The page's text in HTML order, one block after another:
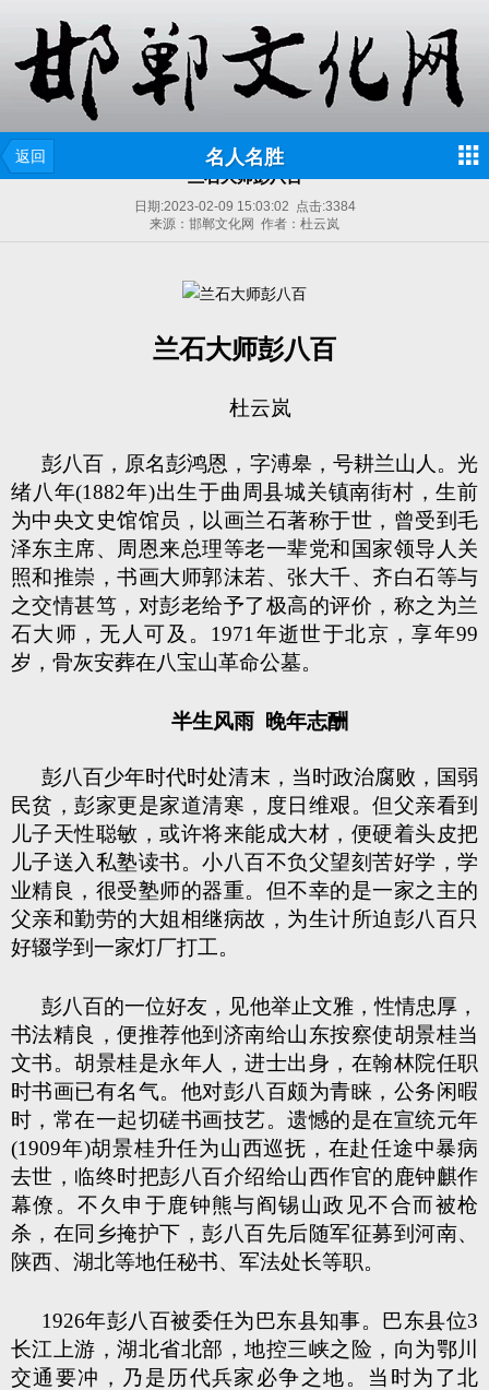
返回 名人名胜
兰石大师彭八百
日期:2023-02-09 15:03:02 点击:3384
来源：邯郸文化网 作者：杜云岚
兰石大师彭八百
杜云岚
彭八百，原名彭鸿恩，字溥皋，号耕兰山人。光
绪八年(1882年)出生于曲周县城关镇南街村，生前
为中央文史馆馆员，以画兰石著称于世，曾受到毛
泽东主席、周恩来总理等老一辈党和国家领导人关
照和推崇，书画大师郭沫若、张大千、齐白石等与
之交情甚笃，对彭老给予了极高的评价，称之为兰
石大师，无人可及。1971年逝世于北京，享年99
岁，骨灰安葬在八宝山革命公墓。
半生风雨 晚年志酬
彭八百少年时代时处清末，当时政治腐败，国弱
民贫，彭家更是家道清寒，度日维艰。但父亲看到
儿子天性聪敏，或许将来能成大材，便硬着头皮把
儿子送入私塾读书。小八百不负父望刻苦好学，学
业精良，很受塾师的器重。但不幸的是一家之主的
父亲和勤劳的大姐相继病故，为生计所迫彭八百只
好辍学到一家灯厂打工。
彭八百的一位好友，见他举止文雅，性情忠厚，
书法精良，便推荐他到济南给山东按察使胡景桂当
文书。胡景桂是永年人，进士出身，在翰林院任职
时书画已有名气。他对彭八百颇为青睐，公务闲暇
时，常在一起切磋书画技艺。遗憾的是在宣统元年
(1909年)胡景桂升任为山西巡抚，在赴任途中暴病
去世，临终时把彭八百介绍给山西作官的鹿钟麒作
幕僚。不久申于鹿钟熊与阎锡山政见不合而被枪
杀，在同乡掩护下，彭八百先后随军征募到河南、
陕西、湖北等地任秘书、军法处长等职。
1926年彭八百被委任为巴东县知事。巴东县位3
长江上游，湖北省北部，地控三峡之险，向为鄂川
交通要冲，乃是历代兵家必争之地。当时为了北